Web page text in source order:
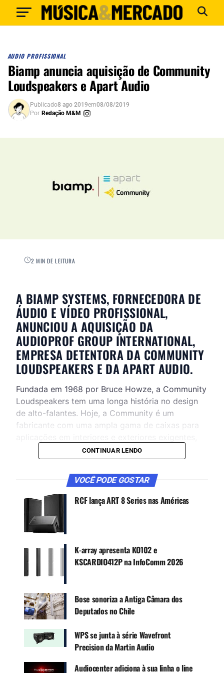
AUDIO PROFISSIONAL
Biamp anuncia aquisição de Community
Loudspeakers e Apart Audio
Publicado8 ago 2019em08/08/2019
Por Redação M&M
2 MIN DE LEITURA
A BIAMP SYSTEMS, FORNECEDORA DE
ÁUDIO E VÍDEO PROFISSIONAL,
ANUNCIOU A AQUISIÇÃO DA
AUDIOPROF GROUP INTERNATIONAL,
EMPRESA DETENTORA DA COMMUNITY
LOUDSPEAKERS E DA APART AUDIO.
Fundada em 1968 por Bruce Howze, a Community
Loudspeakers tem uma longa história no design
de alto-falantes. Hoje, a Community é um
fabricante com uma ampla gama de caixas para
como lojas, entretenimento, estádios e outros
espaços maiores. Recentemente a Community
introduziu a nova Série L LVH-900 Beamforming
CONTINUE ACOMPANHANDO
Receba novas matérias do Música & Mercado no
WhatsApp e no Google News.
Google News
áudio funcional e comercial, bem como de lazer
CONTINUAR LENDO
VOCÊ PODE GOSTAR
RCF lança ART 8 Series nas Américas
K-array apresenta KO102 e
KSCARDIO412P na InfoComm 2026
Bose sonoriza a Antiga Câmara dos
Deputados no Chile
WPS se junta à série Wavefront
Precision da Martin Audio
Audiocenter adiciona à sua linha o line